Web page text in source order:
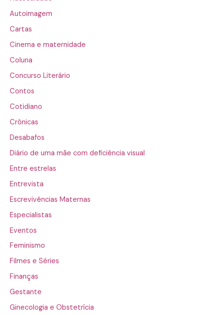
Autoimagem
Cartas
Cinema e maternidade
Coluna
Concurso Literário
Contos
Cotidiano
Crônicas
Desabafos
Diário de uma mãe com deficiência visual
Entre estrelas
Entrevista
Escrevivências Maternas
Especialistas
Eventos
Feminismo
Filmes e Séries
Finanças
Gestante
Ginecologia e Obstetrícia